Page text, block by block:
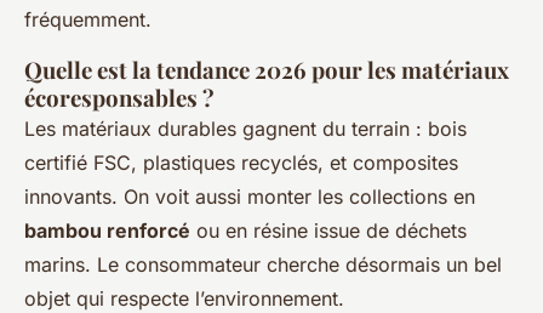
fréquemment.
Quelle est la tendance 2026 pour les matériaux
écoresponsables ?
Les matériaux durables gagnent du terrain : bois
certifié FSC, plastiques recyclés, et composites
innovants. On voit aussi monter les collections en
bambou renforcé ou en résine issue de déchets
marins. Le consommateur cherche désormais un bel
objet qui respecte l’environnement.